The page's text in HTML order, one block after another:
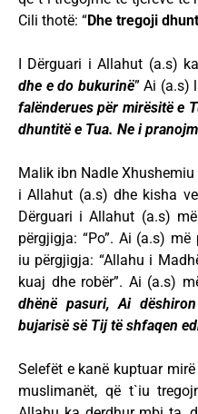
Cili thotë: “Dhe tregoji
I Dërguari i Allahut (a.s)
dhe e do bukurinë” Ai (a.s)
falënderues për mirësitë e
dhuntitë e Tua. Ne i
Malik ibn Nadle
i Allahut (a.s) dhe kisha
Dërguari i Allahut (a.s)
përgjigja: “Po”. Ai (a.s) më
iu përgjigja: “Allahu i
kuaj dhe robër”. Ai (a.s)
dhënë pasuri, Ai
bujarisë së Tij të shfaqen
Selefët e kanë kuptuar
muslimanët, që t`iu